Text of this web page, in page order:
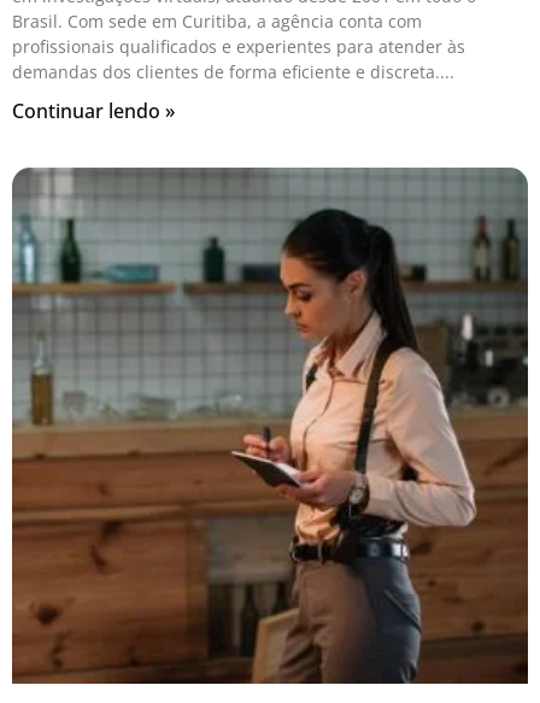
Brasil. Com sede em Curitiba, a agência conta com
profissionais qualificados e experientes para atender às
demandas dos clientes de forma eficiente e discreta.
Continuar lendo »